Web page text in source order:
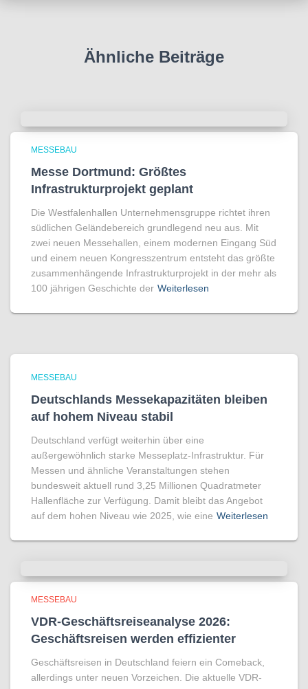
Ähnliche Beiträge
MESSEBAU
Messe Dortmund: Größtes
Infrastrukturprojekt geplant
Die Westfalenhallen Unternehmensgruppe richtet ihren
südlichen Geländebereich grundlegend neu aus. Mit
zwei neuen Messehallen, einem modernen Eingang Süd
und einem neuen Kongresszentrum entsteht das größte
zusammenhängende Infrastrukturprojekt in der mehr als
100 jährigen Geschichte der Weiterlesen
MESSEBAU
Deutschlands Messekapazitäten bleiben
auf hohem Niveau stabil
Deutschland verfügt weiterhin über eine
außergewöhnlich starke Messeplatz-Infrastruktur. Für
Messen und ähnliche Veranstaltungen stehen
bundesweit aktuell rund 3,25 Millionen Quadratmeter
Hallenfläche zur Verfügung. Damit bleibt das Angebot
auf dem hohen Niveau wie 2025, wie eine Weiterlesen
MESSEBAU
VDR-Geschäftsreiseanalyse 2026:
Geschäftsreisen werden effizienter
Geschäftsreisen in Deutschland feiern ein Comeback,
allerdings unter neuen Vorzeichen. Die aktuelle VDR-